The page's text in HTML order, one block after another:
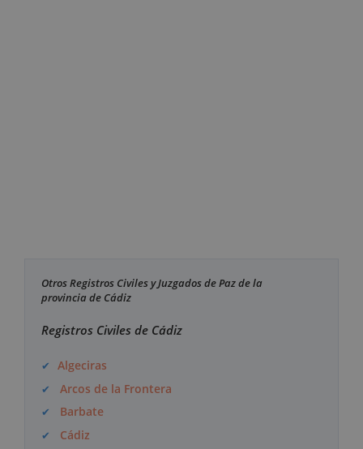
Otros Registros Civiles y Juzgados de Paz de la
provincia de Cádiz
Registros Civiles de Cádiz
Algeciras
Arcos de la Frontera
Barbate
Cádiz